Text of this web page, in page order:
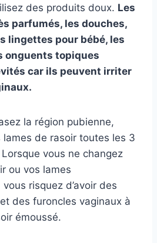
des produits doux. Les
parfumés, les douches,
lingettes pour bébé, les
onguents topiques
car ils peuvent irriter
la région pubienne,
lames de rasoir toutes les 3
vous ne changez
ou vos lames
risquez d’avoir des
des furoncles vaginaux à
émoussé.